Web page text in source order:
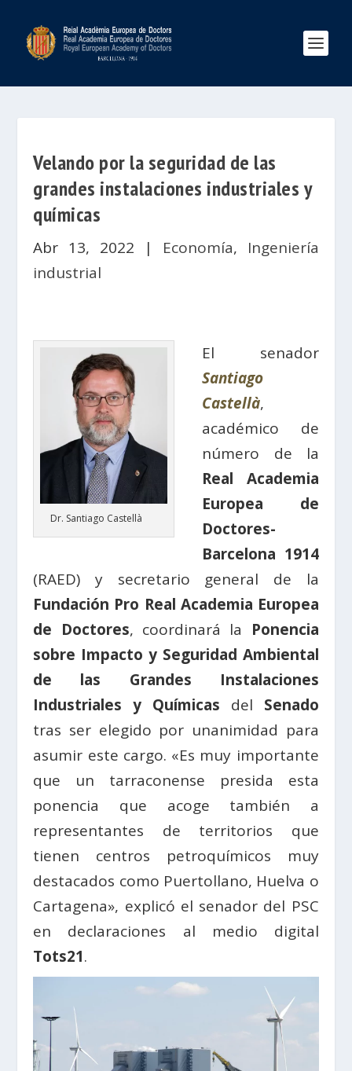
Velando por la seguridad de las
grandes instalaciones industriales y
químicas
Abr 13, 2022 | Economía, Ingeniería
industrial
Dr. Santiago Castellà
El senador
Santiago
Castellà,
académico de
número de la
Real Academia
Europea de
Doctores-
Barcelona 1914
(RAED) y secretario general de la
Fundación Pro Real Academia Europea
de Doctores, coordinará la Ponencia
sobre Impacto y Seguridad Ambiental
de las Grandes Instalaciones
Industriales y Químicas del Senado
tras ser elegido por unanimidad para
asumir este cargo. «Es muy importante
que un tarraconense presida esta
ponencia que acoge también a
representantes de territorios que
tienen centros petroquímicos muy
destacados como Puertollano, Huelva o
Cartagena», explicó el senador del PSC
en declaraciones al medio digital
Tots21.